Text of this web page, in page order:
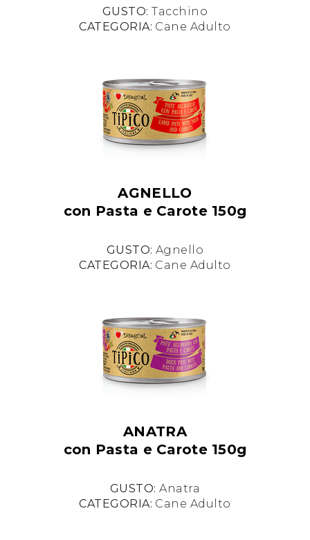
GUSTO:Tacchino
CATEGORIA: Cane Adulto
AGNELLO
con Pasta e Carote 150g
GUSTO: Agnello
CATEGORIA: Cane Adulto
ANATRA
con Pasta e Carote 150g
GUSTO:Anatra
CATEGORIA: Cane Adulto